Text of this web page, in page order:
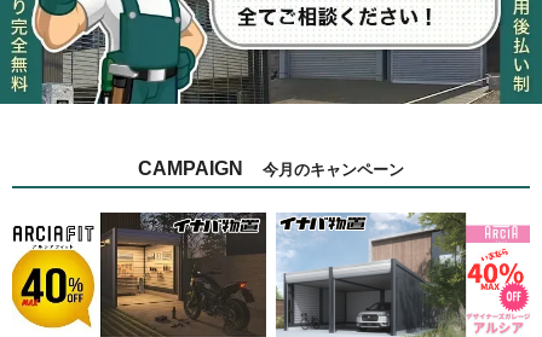
CAMPAIGN 今月のキャンペーン